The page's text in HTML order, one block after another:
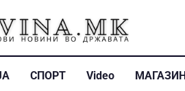
СПОРТ Video МАГАЗИН